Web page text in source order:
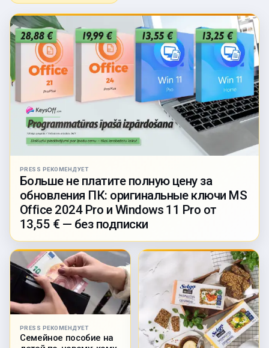
PRESS РЕКОМЕНДУЕТ
Больше не платите полную цену за
обновления ПК: оригинальные ключи MS
Office 2024 Pro и Windows 11 Pro от
13,55 € — без подписки
PRESS РЕКОМЕНДУЕТ
Семейное пособие на